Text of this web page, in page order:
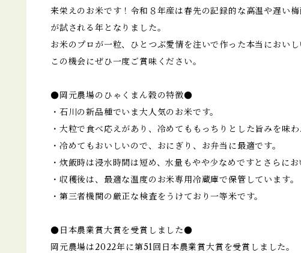
来栄えのお米です！令和８年産は春先の記録的な高温や遅い
が試される年となりました。
お米のプロが一粒、ひとつぶ愛情を注いで作った本当においし
この機会にぜひ一度ご賞味ください。
●岡元農場のひゃくまん穀の特徴●
・石川の新品種でいま大人気のお米です。
・大粒で食べ応えがあり、冷めてももっちりとした旨みを味わ
・冷めてもおいしいので、おにぎり、お弁当に最適です。
・炊飯時は浸水時間は短め、水量もやや少なめですとさらにお
・収穫後は、最適な温度のお米専用冷蔵庫で保管しています。
・第三者機関の厳正な検査をうけており一等米です。
●日本農業賞大賞を受賞しました●
岡元農場は2022年に第51回日本農業賞大賞を受賞しました。